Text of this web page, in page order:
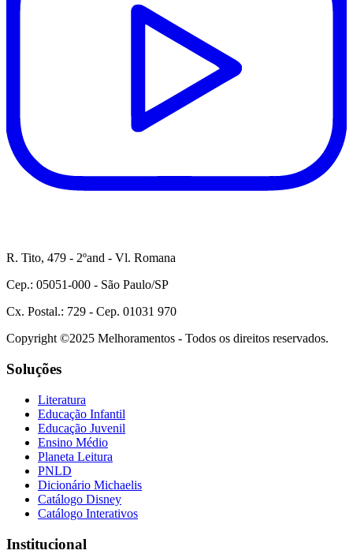
R. Tito, 479 - 2ºand - Vl. Romana
Cep.: 05051-000 - São Paulo/SP
Cx. Postal.: 729 - Cep. 01031 970
Copyright ©2025 Melhoramentos - Todos os direitos reservados.
Soluções
Literatura
Educação Infantil
Educação Juvenil
Ensino Médio
Planeta Leitura
PNLD
Dicionário Michaelis
Catálogo Disney
Catálogo Interativos
Institucional